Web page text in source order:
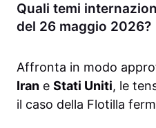
Quali temi
del 26 maggio 2026?
Affronta in modo
Iran e Stati Uniti, le
il caso della Flotilla